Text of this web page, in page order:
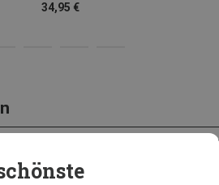
34,95 €